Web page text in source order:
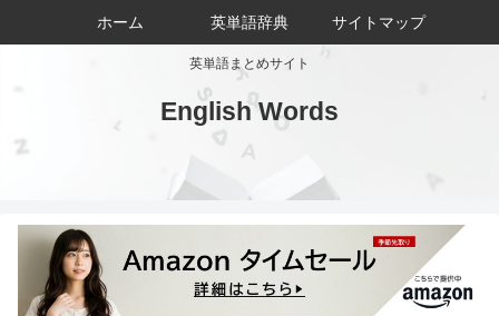
英単語まとめサイト
English Words
ホーム 英単語辞典 サイトマップ